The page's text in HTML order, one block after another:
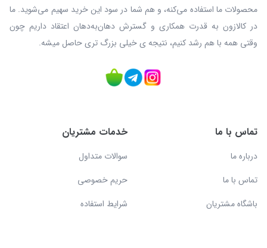
محصولات ما استفاده می‌کنه، و هم شما در سود این خرید سهیم می‌شوید. ما
در کالازون به قدرت همکاری و گسترش دهان‌به‌دهان اعتقاد داریم چون
وقتی همه با هم رشد کنیم، نتیجه ی خیلی بزرگ‌ تری حاصل میشه.
تماس با ما
درباره ما
تماس با ما
باشگاه مشتریان
خدمات مشتریان
سوالات متداول
حریم خصوصی
شرایط استفاده